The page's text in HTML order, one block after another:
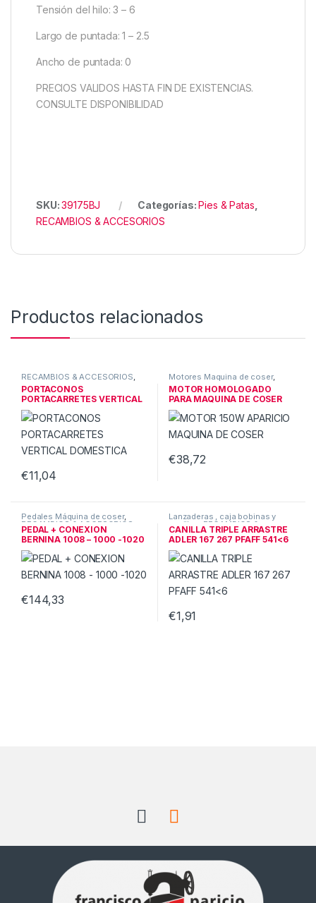
Tensión del hilo: 3 – 6
Largo de puntada: 1 – 2.5
Ancho de puntada: 0
PRECIOS VALIDOS HASTA FIN DE EXISTENCIAS.
CONSULTE DISPONIBILIDAD
SKU:39175BJ Categorías:Pies & Patas
RECAMBIOS & ACCESORIOS
Productos relacionados
RECAMBIOS & ACCESORIOS
Varios
PORTACONOS
PORTACARRETES VERTICAL
DOMESTICA
€11,04
Motores Maquina de coser,
RECAMBIOS & ACCESORIOS
MOTOR HOMOLOGADO
PARA MAQUINA DE COSER
150W+PEDAL
€38,72
Pedales Máquina de coser,
RECAMBIOS & ACCESORIOS
PEDAL + CONEXION
BERNINA 1008 – 1000 -1020
€144,33
Lanzaderas , caja bobinas y
canillas ,RECAMBIOS &
ACCESORIOS
CANILLA TRIPLE ARRASTRE
ADLER 167 267 PFAFF 541<6
€1,91